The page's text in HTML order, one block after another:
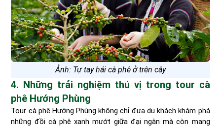
Ảnh: Tự tay hái cà phê ở trên cây
4. Những trải nghiệm thú vị trong tour cà
phê Hướng Phùng
Tour cà phê Hướng Phùng không chỉ đưa du khách khám phá
những đồi cà phê xanh mướt giữa đại ngàn mà còn mang